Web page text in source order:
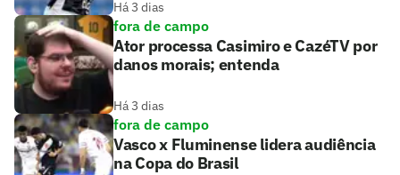
Há 3 dias
fora de campo
Ator processa Casimiro e CazéTV por
danos morais; entenda
Há 3 dias
fora de campo
Vasco x Fluminense lidera audiência
na Copa do Brasil